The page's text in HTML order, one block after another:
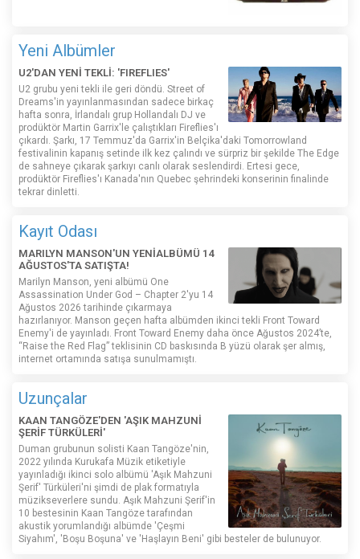
Yeni Albümler
U2'DAN YENİ TEKLİ: 'FIREFLIES'
U2 grubu yeni tekli ile geri döndü. Street of
Dreams'in yayınlanmasından sadece birkaç
hafta sonra, İrlandalı grup Hollandalı DJ ve
prodüktör Martin Garrix'le çalıştıkları Fireflies'ı
çıkardı. Şarkı, 17 Temmuz'da Garrix'in Belçika'daki Tomorrowland
festivalinin kapanış setinde ilk kez çalındı ​​ve sürpriz bir şekilde The Edge
de sahneye çıkarak şarkıyı canlı olarak seslendirdi. Ertesi gece,
prodüktör Fireflies'ı Kanada'nın Quebec şehrindeki konserinin finalinde
tekrar dinletti.
Kayıt Odası
MARILYN MANSON'UN YENİALBÜMÜ 14
AĞUSTOS'TA SATIŞTA!
Marilyn Manson, yeni albümü One
Assassination Under God – Chapter 2'yu 14
Ağustos 2026 tarihinde çıkarmaya
hazırlanıyor. Manson geçen hafta albümden ikinci tekli Front Toward
Enemy'i de yayınladı. Front Toward Enemy daha önce Ağustos 2024’te,
“Raise the Red Flag” teklisinin CD baskısında B yüzü olarak şer almış,
internet ortamında satışa sunulmamıştı.
Uzunçalar
KAAN TANGÖZE'DEN 'AŞIK MAHZUNİ
ŞERİF TÜRKÜLERİ'
Duman grubunun solisti Kaan Tangöze'nin,
2022 yılında Kurukafa Müzik etiketiyle
yayınladığı ikinci solo albümü 'Aşık Mahzuni
Şerif' Türküleri'ni şimdi de plak formatıyla
müzikseverlere sundu. Aşık Mahzuni Şerif'in
10 bestesinin Kaan Tangöze tarafından
akustik yorumlandığı albümde 'Çeşmi
Siyahım', 'Boşu Boşuna' ve 'Haşlayın Beni' gibi besteler de bulunuyor.